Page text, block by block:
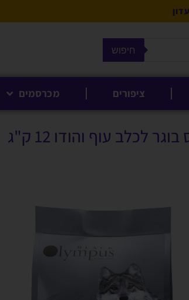
חיפוש
ציפורים מכרסמים
לכלב עוף והודו 12 ק"ג